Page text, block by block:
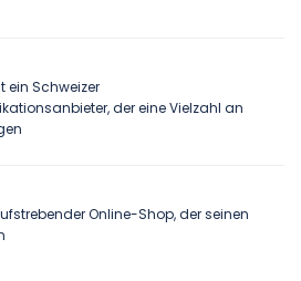
ein Schweizer
der eine Vielzahl an
Online-Shop, der seinen